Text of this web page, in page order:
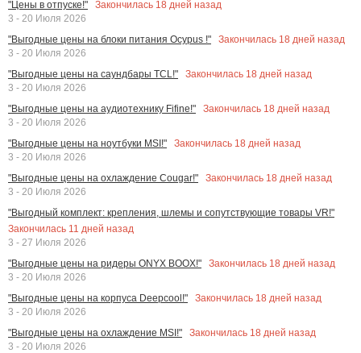
"Цены в отпуске!"
Закончилась 18 дней назад
3 - 20 Июля 2026
"Выгодные цены на блоки питания Ocypus !"
Закончилась 18 дней назад
3 - 20 Июля 2026
"Выгодные цены на саундбары TCL!"
Закончилась 18 дней назад
3 - 20 Июля 2026
"Выгодные цены на аудиотехнику Fifine!"
Закончилась 18 дней назад
3 - 20 Июля 2026
"Выгодные цены на ноутбуки MSI!"
Закончилась 18 дней назад
3 - 20 Июля 2026
"Выгодные цены на охлаждение Cougar!"
Закончилась 18 дней назад
3 - 20 Июля 2026
"Выгодный комплект: крепления, шлемы и сопутствующие товары VR!"
Закончилась 11 дней назад
3 - 27 Июля 2026
"Выгодные цены на ридеры ONYX BOOX!"
Закончилась 18 дней назад
3 - 20 Июля 2026
"Выгодные цены на корпуса Deepcool!"
Закончилась 18 дней назад
3 - 20 Июля 2026
"Выгодные цены на охлаждение MSI!"
Закончилась 18 дней назад
3 - 20 Июля 2026